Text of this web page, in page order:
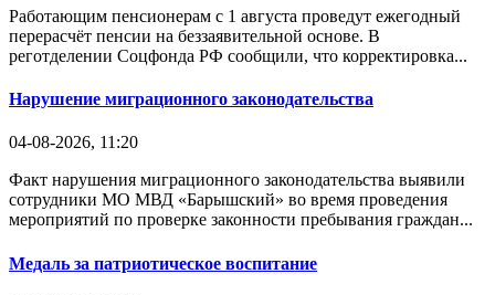
Работающим пенсионерам с 1 августа проведут ежегодный
перерасчёт пенсии на беззаявительной основе. В
реготделении Соцфонда РФ сообщили, что корректировка...
Нарушение миграционного законодательства
04-08-2026, 11:20
Факт нарушения миграционного законодательства выявили
сотрудники МО МВД «Барышский» во время проведения
мероприятий по проверке законности пребывания граждан...
Медаль за патриотическое воспитание